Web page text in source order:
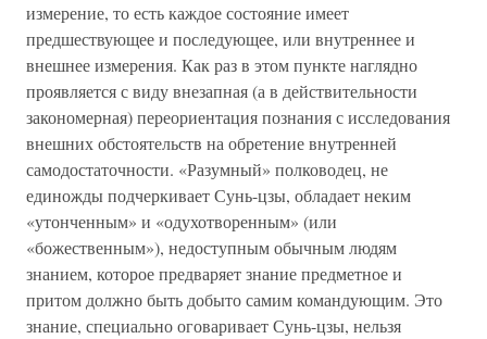
измерение, то есть каждое состояние имеет
предшествующее и последующее, или внутреннее и
внешнее измерения. Как раз в этом пункте наглядно
проявляется с виду внезапная (а в действительности
закономерная) переориентация познания с исследования
внешних обстоятельств на обретение внутренней
самодостаточности. «Разумный» полководец, не
единожды подчеркивает Сунь-цзы, обладает неким
«утонченным» и «одухотворенным» (или
«божественным»), недоступным обычным людям
знанием, которое предваряет знание предметное и
притом должно быть добыто самим командующим. Это
знание, специально оговаривает Сунь-цзы, нельзя